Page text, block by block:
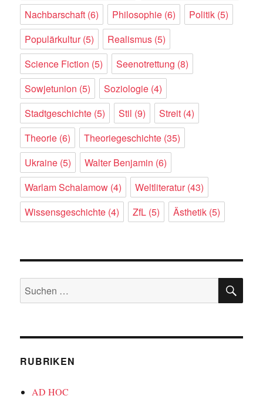
Nachbarschaft (6) Philosophie (6) Politik (5)
Populärkultur(5) Realismus (5)
Science Fiction (5) Seenotrettung (8)
Sowjetunion (5) Soziologie (4)
Stadtgeschichte (5) Stil (9) Streit (4)
Theorie (6) Theoriegeschichte (35)
Ukraine (5) Walter Benjamin (6)
Warlam Schalamow (4) Weltliteratur(43)
Wissensgeschichte (4) ZfL (5) Ästhetik (5)
Suchen
nach:
RUBRIKEN
AD HOC